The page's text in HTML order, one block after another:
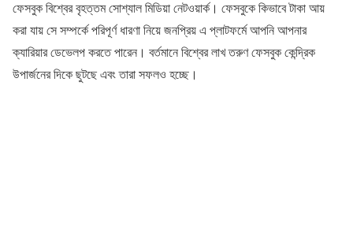
ফেসবুক বিশ্বের বৃহত্তম সোশ্যাল মিডিয়া নেটওয়ার্ক। ফেসবুকে কিভাবে টাকা আয়
করা যায় সে সম্পর্কে পরিপূর্ণ ধারণা নিয়ে জনপ্রিয় এ প্লাটফর্মে আপনি আপনার
ক্যারিয়ার ডেভেলপ করতে পারেন। বর্তমানে বিশ্বের লাখ তরুণ ফেসবুক কেন্দ্রিক
উপার্জনের দিকে ছুটছে এবং তারা সফলও হচ্ছে।